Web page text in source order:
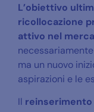
L’obiettivo
ricollocazione
attivo nel
ma un nuovo
aspirazioni e le
Il